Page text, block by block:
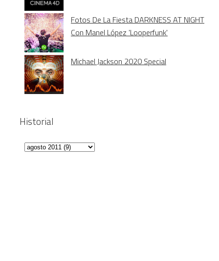
Fotos De La Fiesta DARKNESS AT NIGHT
Con Manel López 'Looperfunk'
Michael Jackson 2020 Special
Historial